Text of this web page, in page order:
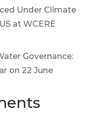
Under Climate
at WCERE
Governance:
on 22 June